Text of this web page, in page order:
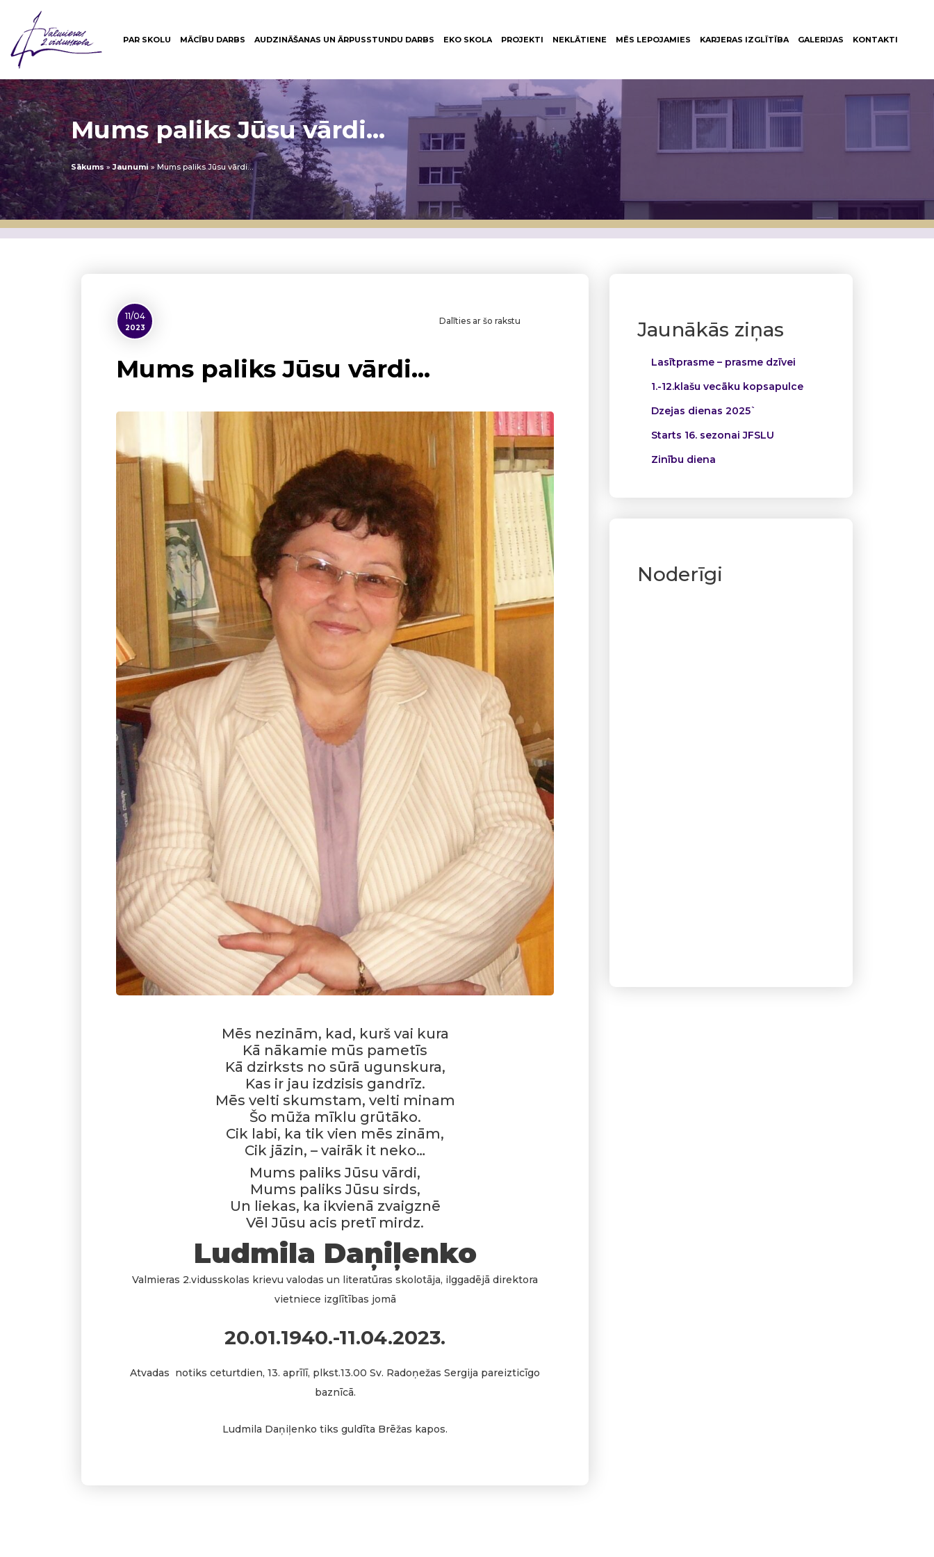
PAR SKOLU MĀCĪBU DARBS AUDZINĀŠANAS UN ĀRPUSSTUNDU DARBS EKO SKOLA PROJEKTI NEKLĀTIENE MĒS LEPOJAMIES KARJERAS IZGLĪTĪBA GALERIJAS KONTAKTI
Mums paliks Jūsu vārdi…
Sākums»Jaunumi»Mums paliks Jūsu vārdi…
Jaunākās ziņas
Lasītprasme – prasme dzīvei
1.-12.klašu vecāku kopsapulce
Dzejas dienas 2025`
Starts 16. sezonai JFSLU
Zinību diena
Noderīgi
11/04
2023
Dalīties ar šo rakstu
Mums paliks Jūsu vārdi…
Mēs nezinām, kad, kurš vai kura
Kā nākamie mūs pametīs
Kā dzirksts no sūrā ugunskura,
Kas ir jau izdzisis gandrīz.
Mēs velti skumstam, velti minam
Šo mūža mīklu grūtāko.
Cik labi, ka tik vien mēs zinām,
Cik jāzin, – vairāk it neko…
Mums paliks Jūsu vārdi,
Mums paliks Jūsu sirds,
Un liekas, ka ikvienā zvaigznē
Vēl Jūsu acis pretī mirdz.
Ludmila Daņiļenko
Valmieras 2.vidusskolas krievu valodas un literatūras skolotāja, ilggadējā direktora
vietniece izglītības jomā
20.01.1940.-11.04.2023.
Atvadas notiks ceturtdien, 13. aprīlī, plkst.13.00 Sv. Radoņežas Sergija pareizticīgo
baznīcā.
Ludmila Daņiļenko tiks guldīta Brēžas kapos.